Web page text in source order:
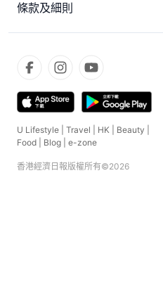
條款及細則
U Lifestyle Travel HK Beauty
Food
Blog e-zone
香港經濟日報版權所有©2026